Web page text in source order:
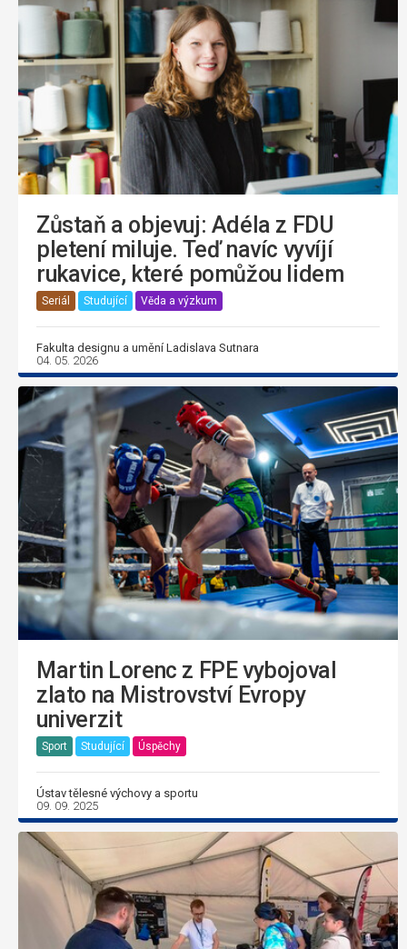
Zůstaň a objevuj: Adéla z FDU
pletení miluje. Teď navíc vyvíjí
rukavice, které pomůžou lidem
Seriál Studující Věda a výzkum
Fakulta designu a umění Ladislava Sutnara
04. 05. 2026
Martin Lorenc z FPE vybojoval
zlato na Mistrovství Evropy
univerzit
Sport Studující Úspěchy
Ústav tělesné výchovy a sportu
09. 09. 2025